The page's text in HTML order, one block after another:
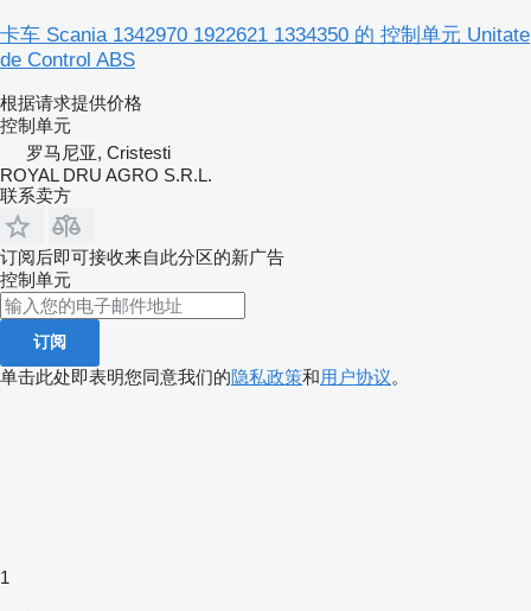
卡车 Scania 1342970 1922621 1334350 的 控制单元 Unitate
de Control ABS
根据请求提供价格
控制单元
罗马尼亚, Cristesti
ROYAL DRU AGRO S.R.L.
联系卖方
订阅后即可接收来自此分区的新广告
控制单元
订阅
单击此处即表明您同意我们的隐私政策和用户协议。
1